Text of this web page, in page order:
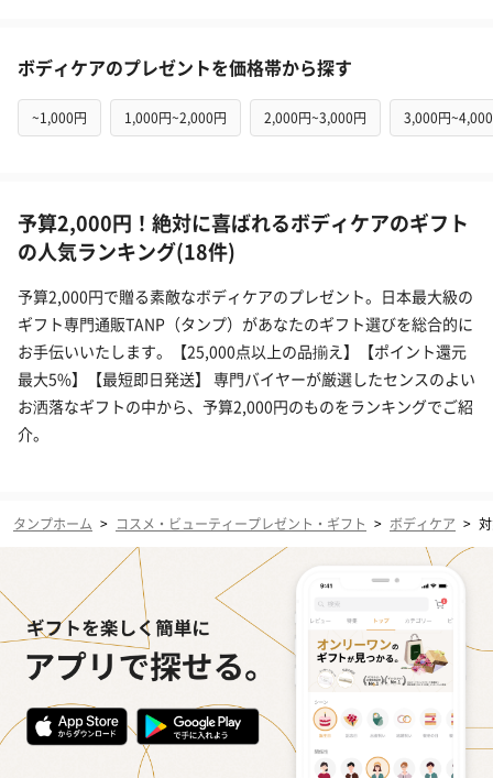
ボディケアのプレゼントを価格帯から探す
~1,000円 1,000円~2,000円 2,000円~3,000円 3,000円
予算2,000円！絶対に喜ばれるボディケアのギフト
の人気ランキング(18件)
予算2,000円で贈る素敵なボディケアのプレゼント。日本最大級の
ギフト専門通販TANP（タンプ）があなたのギフト選びを総合的に
お手伝いいたします。【25,000点以上の品揃え】【ポイント還元
最大5%】【最短即日発送】 専門バイヤーが厳選したセンスのよい
お洒落なギフトの中から、予算2,000円のものをランキングでご紹
介。
タンプホーム > コスメ・ビューティープレゼント・ギフト > ボディケア >